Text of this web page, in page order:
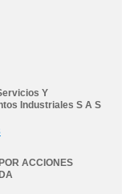
Y
Industriales S A S
ACCIONES